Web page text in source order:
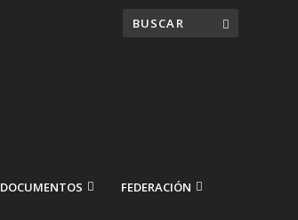
DOCUMENTOS FEDERACIÓN